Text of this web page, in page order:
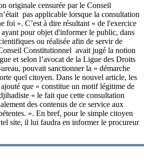
originale censurée par le Conseil
pas applicable lorsque la consultation
foi ». C’est à dire résultant « de l'exercice
pour objet d'informer le public, dans
ou réalisée afin de servir de
Constitutionnel avait jugé la notion
et selon l’avocat de la Ligue des Droits
pouvait sanctionner la « démarche
quel citoyen. Dans le nouvel article, les
que « constitue un motif légitime de
« le fait que cette consultation
des contenus de ce service aux
». En bref, pour le simple citoyen
site, il lui faudra en informer le procureur